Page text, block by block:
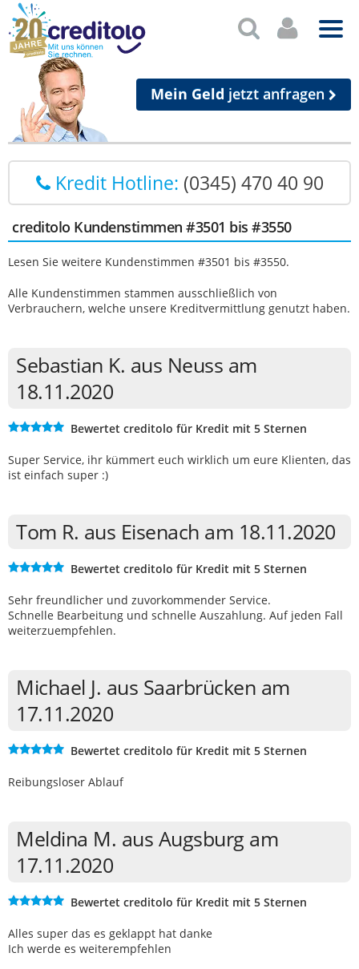
Mein Geld jetzt anfragen
Kredit Hotline: (0345) 470 40 90
creditolo Kundenstimmen #3501 bis #3550
Lesen Sie weitere Kundenstimmen #3501 bis #3550.
Alle Kundenstimmen stammen ausschließlich von
Verbrauchern, welche unsere Kreditvermittlung genutzt haben.
Sebastian K. aus Neuss am
18.11.2020
Bewertet creditolo für Kredit mit 5 Sternen
Super Service, ihr kümmert euch wirklich um eure Klienten, das
ist einfach super :)
Tom R. aus Eisenach am 18.11.2020
Bewertet creditolo für Kredit mit 5 Sternen
Sehr freundlicher und zuvorkommender Service.
Schnelle Bearbeitung und schnelle Auszahlung. Auf jeden Fall
weiterzuempfehlen.
Michael J. aus Saarbrücken am
17.11.2020
Bewertet creditolo für Kredit mit 5 Sternen
Reibungsloser Ablauf
Meldina M. aus Augsburg am
17.11.2020
Bewertet creditolo für Kredit mit 5 Sternen
Alles super das es geklappt hat danke
Ich werde es weiterempfehlen